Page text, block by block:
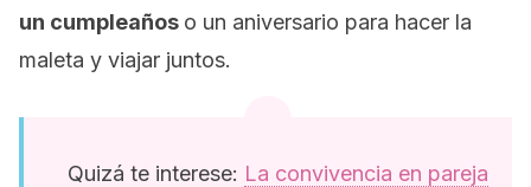
un cumpleaños o un aniversario para hacer la
maleta y viajar juntos.
Quizá te interese: La convivencia en pareja